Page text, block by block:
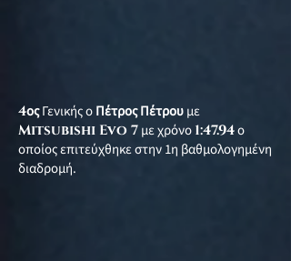
4οςΓενικής οΠέτρος Πέτρουμε
Mitsubishi Evo 7με χρόνο1:47.94ο
οποίος επιτεύχθηκε στην 1η βαθμολογημένη
διαδρομή.